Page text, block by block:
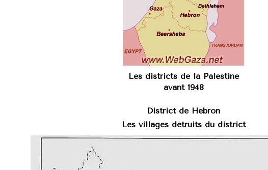
Les districts de la Palestine
avant 1948
District de Hébron
Les villages détruits du district